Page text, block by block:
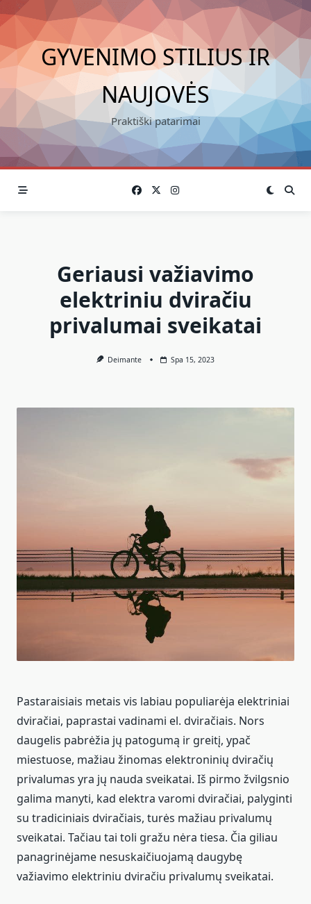
Skip
to
content
GYVENIMO STILIUS IR
NAUJOVĖS
Praktiški patarimai
Geriausi važiavimo
elektriniu dviračiu
privalumai sveikatai
Deimante Spa 15, 2023
Pastaraisiais metais vis labiau populiarėja elektriniai
dviračiai, paprastai vadinami el. dviračiais. Nors
daugelis pabrėžia jų patogumą ir greitį, ypač
miestuose, mažiau žinomas elektroninių dviračių
privalumas yra jų nauda sveikatai. Iš pirmo žvilgsnio
galima manyti, kad elektra varomi dviračiai, palyginti
su tradiciniais dviračiais, turės mažiau privalumų
sveikatai. Tačiau tai toli gražu nėra tiesa. Čia giliau
panagrinėjame nesuskaičiuojamą daugybę
važiavimo elektriniu dviračiu privalumų sveikatai.